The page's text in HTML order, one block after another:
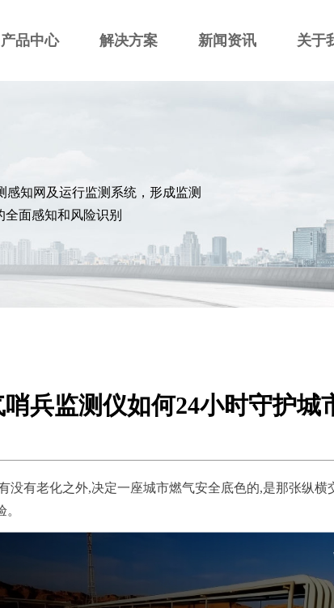
产品中心 解决方案 新闻资讯 关于
知网及运行监测系统，形成监测
面感知和风险识别
兵监测仪如何24小时守护城
没有老化之外,决定一座城市燃气安全底色的,是那张纵